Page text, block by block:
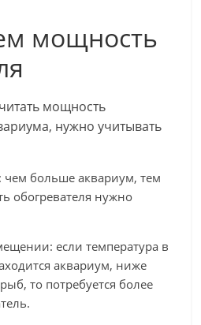
мощность
мощность
нужно учитывать
больше аквариум, тем
обогревателя нужно
если температура в
аквариум, ниже
то потребуется более